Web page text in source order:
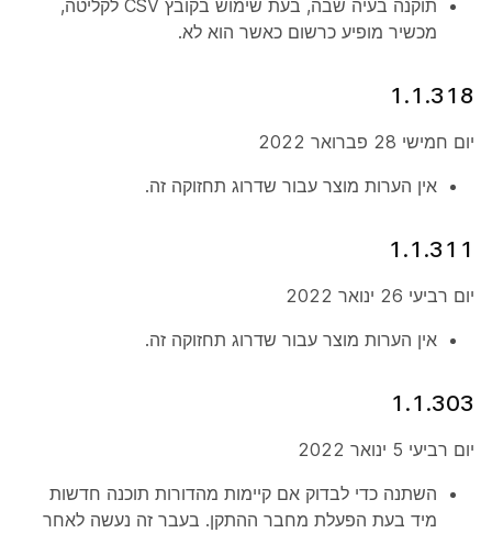
תוקנה בעיה שבה, בעת שימוש בקובץ CSV לקליטה,
מכשיר מופיע כרשום כאשר הוא לא.
1.1.318
יום חמישי 28 פברואר 2022
אין הערות מוצר עבור שדרוג תחזוקה זה.
1.1.311
יום רביעי 26 ינואר 2022
אין הערות מוצר עבור שדרוג תחזוקה זה.
1.1.303
יום רביעי 5 ינואר 2022
השתנה כדי לבדוק אם קיימות מהדורות תוכנה חדשות
מיד בעת הפעלת מחבר ההתקן. בעבר זה נעשה לאחר